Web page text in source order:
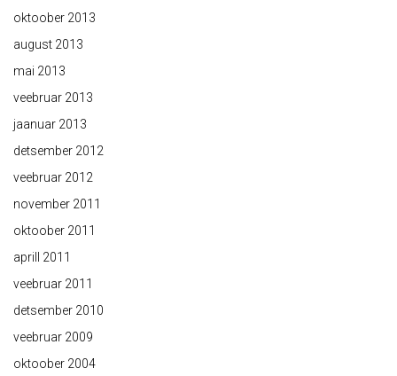
oktoober 2013
august 2013
mai 2013
veebruar 2013
jaanuar 2013
detsember 2012
veebruar 2012
november 2011
oktoober 2011
aprill 2011
veebruar 2011
detsember 2010
veebruar 2009
oktoober 2004